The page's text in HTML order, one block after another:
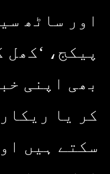
اور ساٹھ
پیکج، ‘کھل
بھی اپنی
کر یا
سکتے ہیں